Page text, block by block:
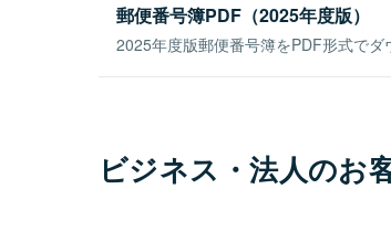
郵便番号簿PDF（2025年度版）
2025年度版郵便番号簿をPDF形式でダ
ビジネス・法人のお